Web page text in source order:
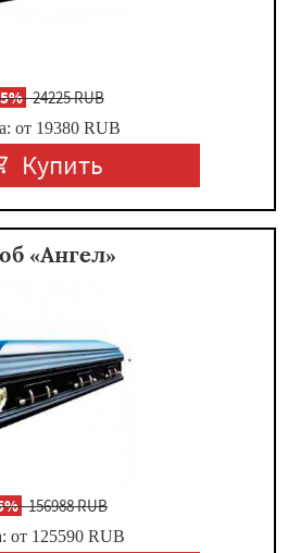
24225 RUB
от 19380 RUB
Купить
«Ангел»
156988 RUB
от 125590 RUB